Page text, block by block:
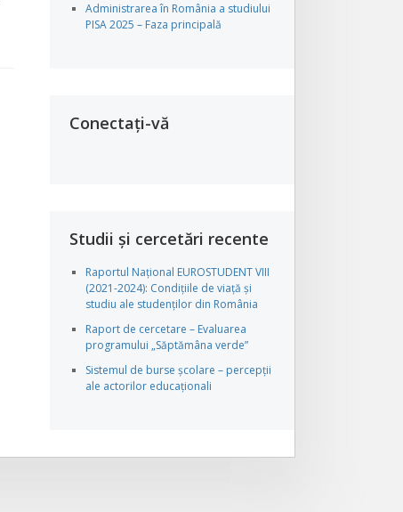
Administrarea în România a studiului
PISA 2025 – Faza principală
Conectați-vă
Studii și cercetări recente
Raportul Național EUROSTUDENT VIII
(2021-2024): Condițiile de viață și
studiu ale studenților din România
Raport de cercetare – Evaluarea
programului „Săptămâna verde”
Sistemul de burse școlare – percepții
ale actorilor educaționali